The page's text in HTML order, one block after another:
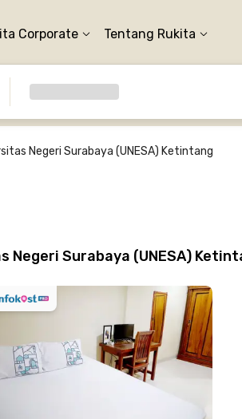
Corporate Tentang Rukita
Negeri Surabaya (UNESA) Ketintang
Surabaya (UNESA)